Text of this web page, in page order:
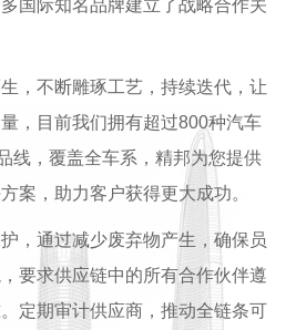
国际知名品牌建立了战略合作关
，不断雕琢工艺，持续迭代，让
，目前我们拥有超过800种汽车
线，覆盖全车系，精邦为您提供
案，助力客户获得更大成功。
，通过减少废弃物产生，确保员
要求供应链中的所有合作伙伴遵
定期审计供应商，推动全链条可